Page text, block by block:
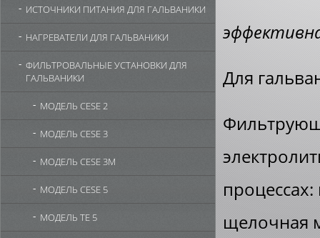
ИСТОЧНИКИ ПИТАНИЯ ДЛЯ ГАЛЬВАНИКИ
НАГРЕВАТЕЛИ ДЛЯ ГАЛЬВАНИКИ
ФИЛЬТРОВАЛЬНЫЕ УСТАНОВКИ ДЛЯ
ГАЛЬВАНИКИ
МОДЕЛЬ CESE 2
МОДЕЛЬ CESE 3
МОДЕЛЬ CESE 3М
МОДЕЛЬ CESE 5
МОДЕЛЬ TE 5
Для
щелочная